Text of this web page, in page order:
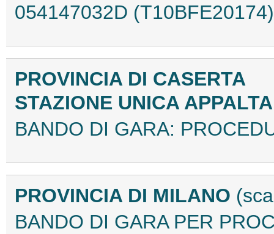
054147032D (T10BFE20174)
PROVINCIA DI CASERTA
STAZIONE UNICA
BANDO DI GARA:
PROVINCIA DI MILANO
BANDO DI GARA PER